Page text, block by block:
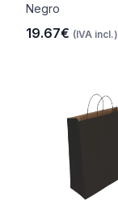
Negro
19.67€ (IVA incl.)